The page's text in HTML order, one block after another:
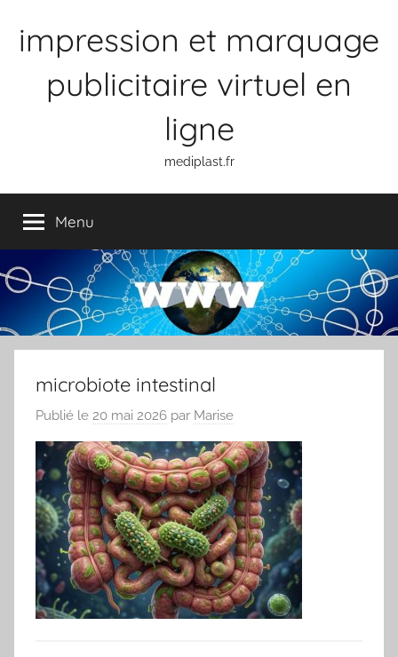
impression et marquage
publicitaire virtuel en
ligne
mediplast.fr
Menu
microbiote intestinal
Publié le 20 mai 2026 par Marise